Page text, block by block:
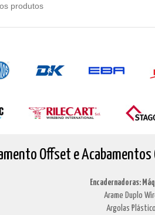
produtos
Offset e Acabamentos
Encadernadoras:
Arame Duplo
Argolas